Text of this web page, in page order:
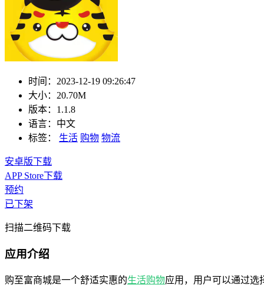
时间： 2023-12-19 09:26:47
大小： 20.70M
版本： 1.1.8
语言： 中文
标签：
生活 购物 物流
安卓版下载
APP Store下载
预约
已下架
扫描二维码下载
应用介绍
购至富商城是一个舒适实惠的生活购物应用，用户可以通过选